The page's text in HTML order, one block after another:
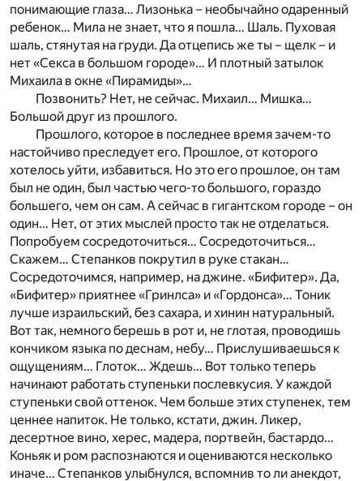
понимающие глаза… Лизонька – необычайно одаренный
ребенок… Мила не знает, что я пошла… Шаль. Пуховая
шаль, стянутая на груди. Да отцепись же ты – щелк – и
нет «Секса в большом городе»… И плотный затылок
Михаила в окне «Пирамиды»…
Позвонить? Нет, не сейчас. Михаил… Мишка…
Большой друг из прошлого.
Прошлого, которое в последнее время зачем-то
настойчиво преследует его. Прошлое, от которого
хотелось уйти, избавиться. Но это его прошлое, он там
был не один, был частью чего-то большого, гораздо
большего, чем он сам. А сейчас в гигантском городе – он
один… Нет, от этих мыслей просто так не отделаться.
Попробуем сосредоточиться… Сосредоточиться…
Скажем… Степанков покрутил в руке стакан…
Сосредоточимся, например, на джине. «Бифитер». Да,
«Бифитер» приятнее «Гринлса» и «Гордонса»… Тоник
лучше израильский, без сахара, и хинин натуральный.
Вот так, немного берешь в рот и, не глотая, проводишь
кончиком языка по деснам, небу… Прислушиваешься к
ощущениям… Глоток… Ждешь… Вот только теперь
начинают работать ступеньки послевкусия. У каждой
ступеньки свой оттенок. Чем больше этих ступенек, тем
ценнее напиток. Не только, кстати, джин. Ликер,
десертное вино, херес, мадера, портвейн, бастардо…
Коньяк и ром распознаются и оцениваются несколько
иначе… Степанков улыбнулся, вспомнив то ли анекдот,